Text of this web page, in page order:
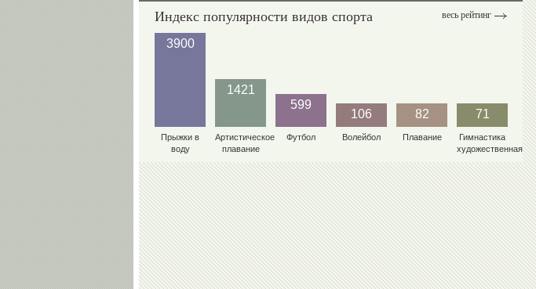
весь рейтинг
Индекс популярности видов спорта
3900
Прыжки в
воду
1421
Артистическое
плавание
599
Футбол
106
Волейбол
82
Плавание
71
Гимнастика
художественная